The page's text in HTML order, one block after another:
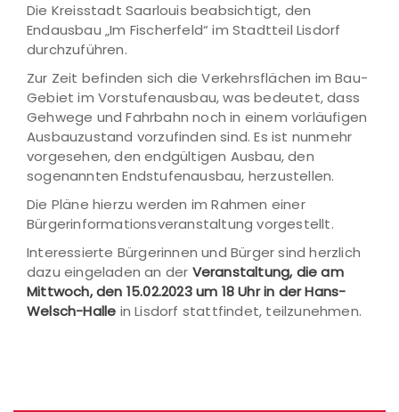
Die Kreisstadt Saarlouis beabsichtigt, den
Endausbau „Im Fischerfeld“ im Stadtteil Lisdorf
durchzuführen.
Zur Zeit befinden sich die Verkehrsflächen im Bau-
Gebiet im Vorstufenausbau, was bedeutet, dass
Gehwege und Fahrbahn noch in einem vorläufigen
Ausbauzustand vorzufinden sind. Es ist nunmehr
vorgesehen, den endgültigen Ausbau, den
sogenannten Endstufenausbau, herzustellen.
Die Pläne hierzu werden im Rahmen einer
Bürgerinformationsveranstaltung vorgestellt.
Interessierte Bürgerinnen und Bürger sind herzlich
dazu eingeladen an der Veranstaltung, die am
Mittwoch, den 15.02.2023 um 18 Uhr in der Hans-
Welsch-Halle in Lisdorf stattfindet, teilzunehmen.